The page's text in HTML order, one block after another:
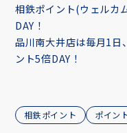
相鉄ポイント(ウェルカ
DAY！
品川南大井店は毎月1日
ント5倍DAY！
相鉄ポイント ポイン